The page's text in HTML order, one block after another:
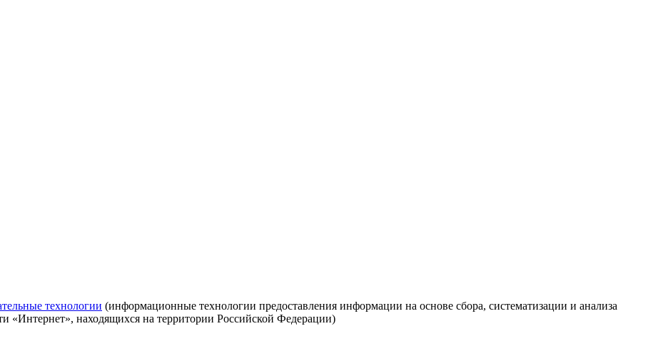
технологии (информационные технологии предоставления информации на основе сбора, систематизации и анализа
«Интернет», находящихся на территории Российской Федерации)